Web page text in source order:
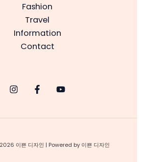
Fashion
Travel
Information
Contact
이쁜 디자인 | Powered by 이쁜 디자인